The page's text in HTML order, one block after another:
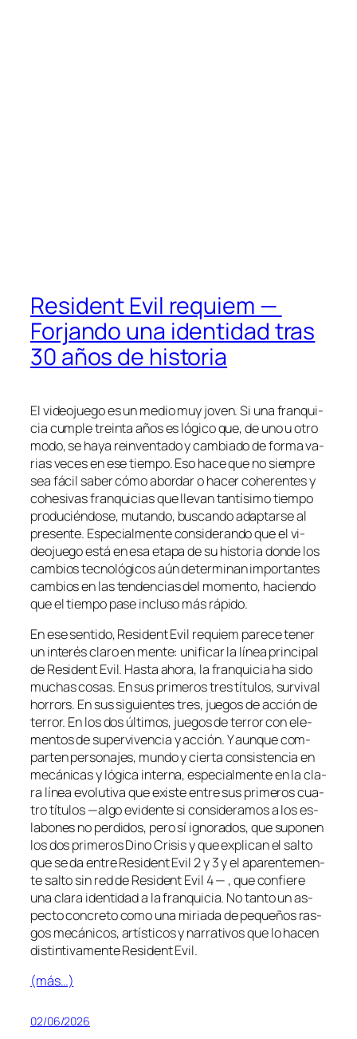
Resident Evil requiem —
Forjando una identidad tras
30 años de historia
El vi­deo­jue­go es un me­dio muy jo­ven. Si una fran­qui­
cia cum­ple trein­ta años es ló­gi­co que, de uno u otro
mo­do, se ha­ya re­in­ven­ta­do y cam­bia­do de for­ma va­
rias ve­ces en ese tiem­po. Eso ha­ce que no siem­pre
sea fá­cil sa­ber có­mo abor­dar o ha­cer cohe­ren­tes y
cohe­si­vas fran­qui­cias que lle­van tan­tí­si­mo tiem­po
pro­du­cién­do­se, mu­tan­do, bus­can­do adap­tar­se al
pre­sen­te. Especialmente con­si­de­ran­do que el vi­
deo­jue­go es­tá en esa eta­pa de su his­to­ria don­de los
cam­bios tec­no­ló­gi­cos aún de­ter­mi­nan im­por­tan­tes
cam­bios en las ten­den­cias del mo­men­to, ha­cien­do
que el tiem­po pa­se in­clu­so más rápido.
En ese sen­ti­do, Resident Evil re­quiem pa­re­ce te­ner
un in­te­rés cla­ro en men­te: uni­fi­car la lí­nea prin­ci­pal
de Resident Evil. Hasta aho­ra, la fran­qui­cia ha si­do
mu­chas co­sas. En sus pri­me­ros tres tí­tu­los, sur­vi­val
ho­rrors. En sus si­guien­tes tres, jue­gos de ac­ción de
te­rror. En los dos úl­ti­mos, jue­gos de te­rror con ele­
men­tos de su­per­vi­ven­cia y ac­ción. Y aun­que com­
par­ten per­so­na­jes, mun­do y cier­ta con­sis­ten­cia en
me­cá­ni­cas y ló­gi­ca in­ter­na, es­pe­cial­men­te en la cla­
ra lí­nea evo­lu­ti­va que exis­te en­tre sus pri­me­ros cua­
tro tí­tu­los —al­go evi­den­te si con­si­de­ra­mos a los es­
la­bo­nes no per­di­dos, pe­ro sí ig­no­ra­dos, que su­po­nen
los dos pri­me­ros Dino Crisis y que ex­pli­can el sal­to
que se da en­tre Resident Evil 2 y 3 y el apa­ren­te­men­
te sal­to sin red de Resident Evil 4 — , que con­fie­re
una cla­ra iden­ti­dad a la fran­qui­cia. No tan­to un as­
pec­to con­cre­to co­mo una mi­ria­da de pe­que­ños ras­
gos me­cá­ni­cos, ar­tís­ti­cos y na­rra­ti­vos que lo ha­cen
dis­tin­ti­va­men­te Resident Evil.
(más…)
02/06/2026